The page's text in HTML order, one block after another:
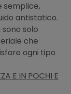
semplice,
antistatico.
solo
che
ogni tipo
E IN POCHI E